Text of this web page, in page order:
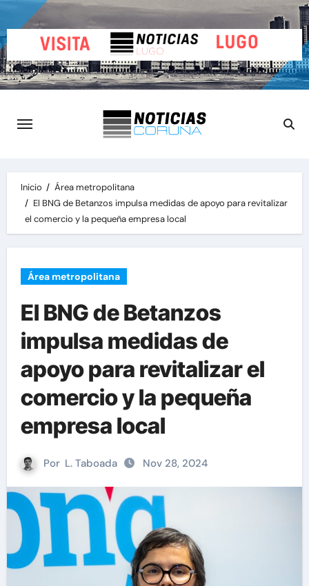
al
contenido
Inicio
Área metropolitana
El BNG de Betanzos impulsa medidas de apoyo para revitalizar
el comercio y la pequeña empresa local
Área metropolitana
El BNG de Betanzos
impulsa medidas de
apoyo para revitalizar el
comercio y la pequeña
empresa local
Por L. Taboada Nov 28, 2024